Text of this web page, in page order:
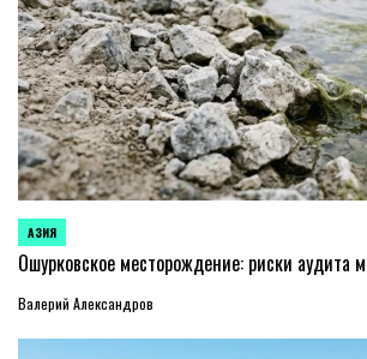
ОПУБЛИКОВАНО
В
АЗИЯ
Ошурковское месторождение: риски аудита
Валерий Александров